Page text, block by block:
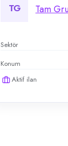
TG Tam
Sektör
Konum
Aktif ilan